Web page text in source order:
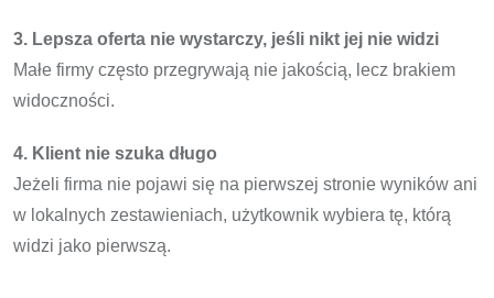
3. Lepsza oferta nie wystarczy, jeśli nikt jej nie widzi
Małe firmy często przegrywają nie jakością, lecz brakiem
widoczności.
4. Klient nie szuka długo
Jeżeli firma nie pojawi się na pierwszej stronie wyników ani
w lokalnych zestawieniach, użytkownik wybiera tę, którą
widzi jako pierwszą.